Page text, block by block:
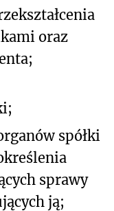
oraz
spółki
sprawy
ją;